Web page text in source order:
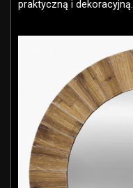
praktyczną i dekoracyjną.